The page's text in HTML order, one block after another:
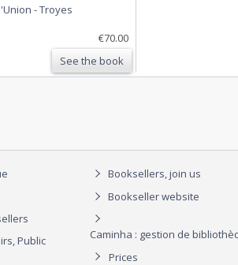
-Troyes
€70.00
See the book
Public
Booksellers, join us
Bookseller website
Caminha : gestion de
Prices